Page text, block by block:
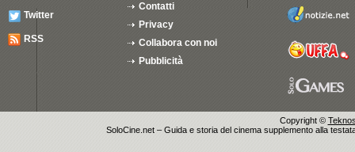
Twitter
RSS
Contatti
Privacy
Collabora con noi
Pubblicità
Copyright ©
SoloCine.net – Guida e storia del cinema supplemento alla